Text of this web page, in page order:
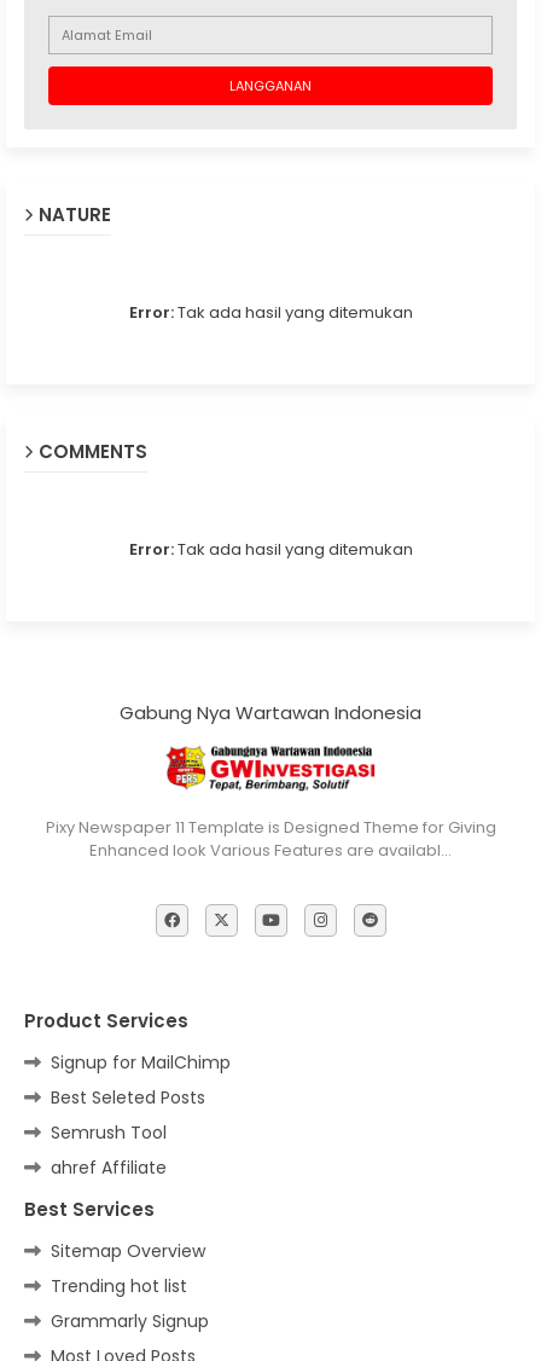
NATURE
Error:Tak ada hasil yang ditemukan
COMMENTS
Error:Tak ada hasil yang ditemukan
Gabung Nya Wartawan Indonesia
Pixy Newspaper 11 Template is Designed Theme for Giving
Enhanced look Various Features are availabl…
Product Services
Signup for MailChimp
Best Seleted Posts
Semrush Tool
ahref Affiliate
Best Services
Sitemap Overview
Trending hot list
Grammarly Signup